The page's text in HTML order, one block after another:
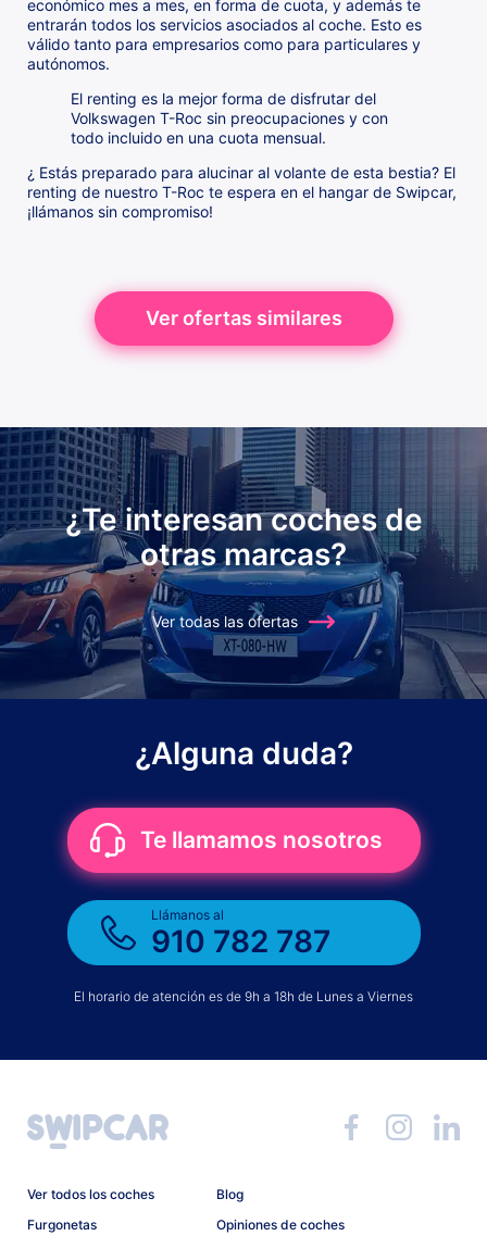
económico mes a mes, en forma de cuota, y además te
entrarán todos los servicios asociados al coche. Esto es
válido tanto para empresarios como para particulares y
autónomos.
El renting es la mejor forma de disfrutar del
Volkswagen T-Roc sin preocupaciones y con
todo incluido en una cuota mensual.
¿ Estás preparado para alucinar al volante de esta bestia? El
renting de nuestro T-Roc te espera en el hangar de Swipcar,
¡llámanos sin compromiso!
Ver ofertas similares
¿Te interesan coches de
otras marcas?
Ver todas las ofertas
¿Alguna duda?
Te llamamos nosotros
Llámanos al
910 782 787
El horario de atención es de 9h a 18h de Lunes a Viernes
Ver todos los coches
Furgonetas
Blog
Opiniones de coches